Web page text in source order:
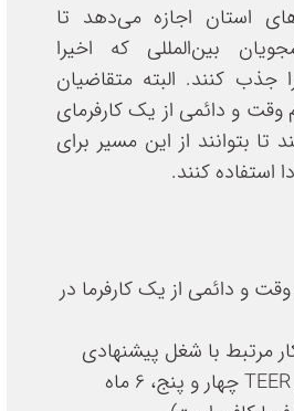
استان اجازه می‌دهد تا
بین‌المللی که اخیرا
جذب کنند. البته متقاضیان
وقت و دائمی از یک کارفرمای
تا بتوانند از این مسیر برای
استفاده کنند.
و دائمی از یک کارفرما در
کار مرتبط با شغل پیشنهادی
(برای کارگران مشاغل TEER چهار و پنج، 6 ماه